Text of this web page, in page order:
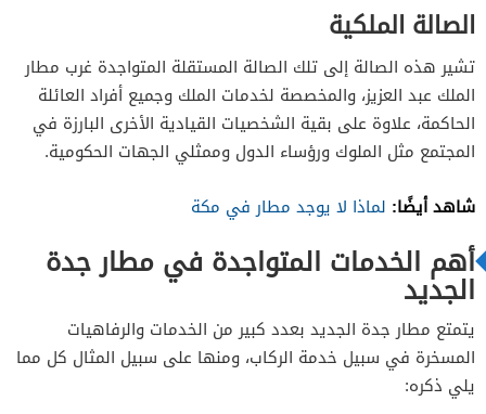
الصالة الملكية
تشير هذه الصالة إلى تلك الصالة المستقلة المتواجدة غرب مطار
الملك عبد العزيز، والمخصصة لخدمات الملك وجميع أفراد العائلة
الحاكمة، علاوة على بقية الشخصيات القيادية الأخرى البارزة في
المجتمع مثل الملوك ورؤساء الدول وممثلي الجهات الحكومية.
شاهد أيضًا: لماذا لا يوجد مطار في مكة
أهم الخدمات المتواجدة في مطار جدة
الجديد
يتمتع مطار جدة الجديد بعدد كبير من الخدمات والرفاهيات
المسخرة في سبيل خدمة الركاب، ومنها على سبيل المثال كل مما
يلي ذكره: